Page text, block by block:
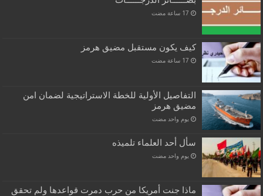
كيف يكون مستقبل مضيق هرمز
التفاصيل الأولية للخطة الاستراتيجية لضمان امن
مضيق هرمز
‏يوم واحد مضت
سأل أحد العلماء تلميذه
‏يوم واحد مضت
ماذا جنت أمريكا من حرب دمرت قواعدها ولم تحقق